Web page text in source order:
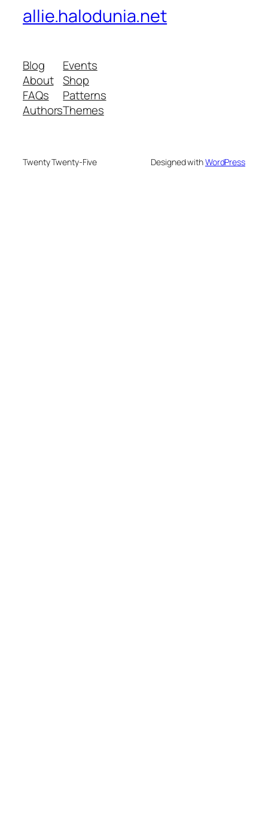
allie.halodunia.net
Blog
About
FAQs
Authors
Events
Shop
Patterns
Themes
Twenty Twenty-Five Designed withWordPress